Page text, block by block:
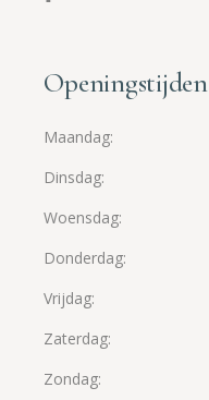
Openingstijden
Maandag
Dinsdag
Woensdag
Donderdag
Vrijdag
Zaterdag
Zondag